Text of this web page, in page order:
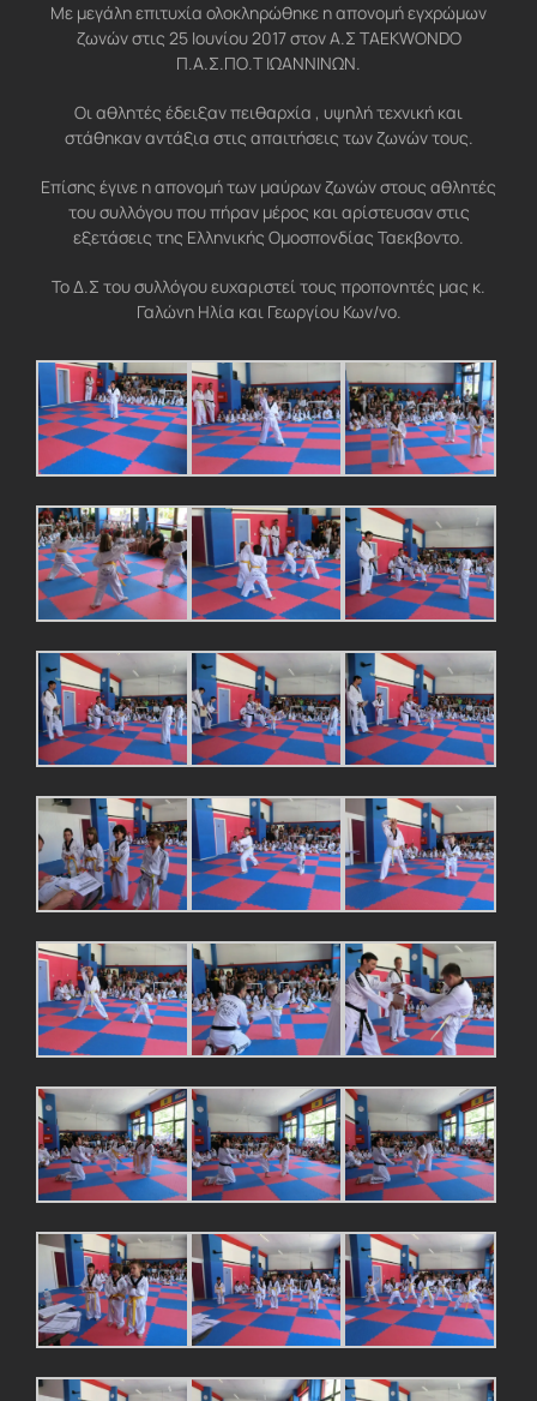
Με μεγάλη επιτυχία ολοκληρώθηκε η απονομή εγχρώμων
ζωνών στις 25 Ιουνίου 2017 στον Α.Σ TAEKWONDO
Π.Α.Σ.ΠΟ.Τ ΙΩΑΝΝΙΝΩΝ.
Οι αθλητές έδειξαν πειθαρχία , υψηλή τεχνική και
στάθηκαν αντάξια στις απαιτήσεις των ζωνών τους.
Επίσης έγινε η απονομή των μαύρων ζωνών στους αθλητές
του συλλόγου που πήραν μέρος και αρίστευσαν στις
εξετάσεις της Ελληνικής Ομοσπονδίας Ταεκβοντο.
Το Δ.Σ του συλλόγου ευχαριστεί τους προπονητές μας κ.
Γαλώνη Ηλία και Γεωργίου Κων/νο.